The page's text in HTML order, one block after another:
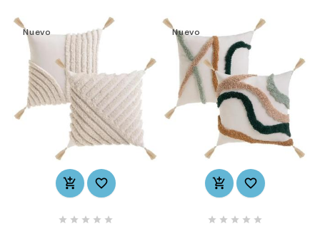
Nuevo
 
    
Nuevo
 
    